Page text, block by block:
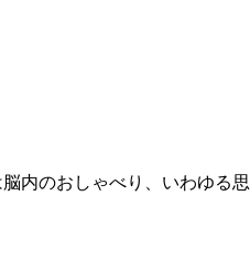
内のおしゃべり、いわゆる